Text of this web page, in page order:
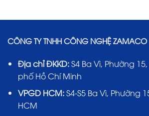
CÔNG TY TNHH CÔNG NGHỆ ZAMACO
Địa chỉ ĐKKD:S4 Ba Vì, Phường
phố Hồ Chí Minh
VPGD HCM:S4-S5 Ba Vì, Phường
HCM